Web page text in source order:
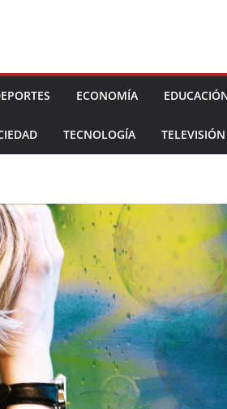
ECONOMÍA
TECNOLOGÍA TELEVISIÓN